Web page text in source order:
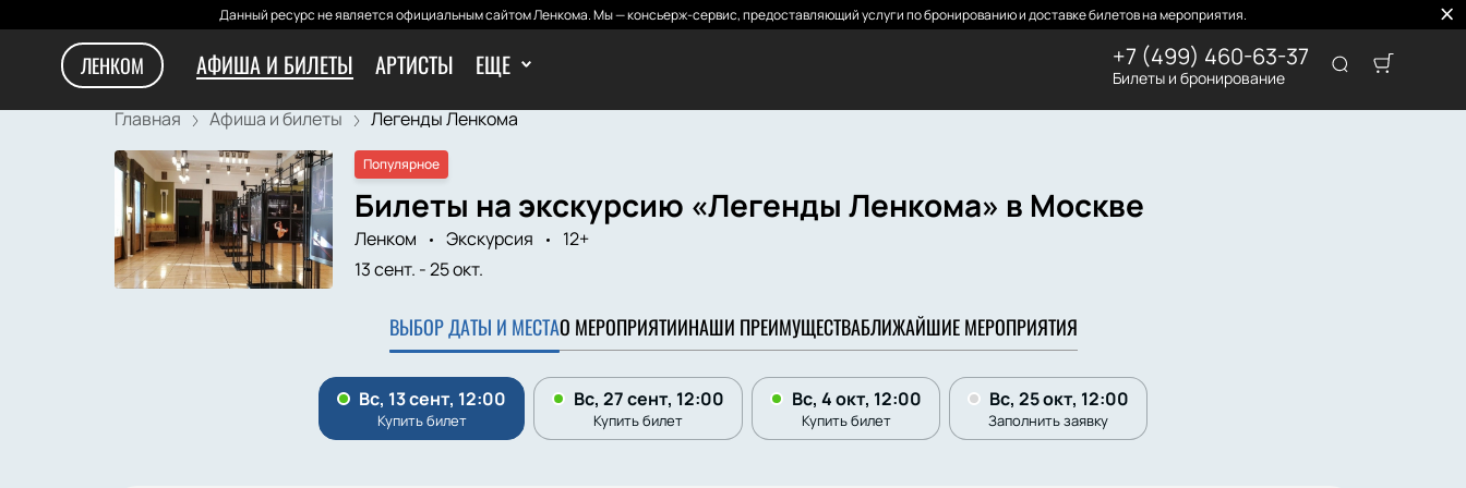
Данный ресурс не является официальным сайтом Ленкома. Мы — консьерж-сервис, предоставляющий услуги по бронированию и доставке билетов на мероприятия.
ЛЕНКОМ АФИША И БИЛЕТЫ АРТИСТЫ ЕЩЕ +7 (499) 460-63-37
Билеты и бронирование
Главная Афиша и билеты Легенды Ленкома
Популярное
Билеты на экскурсию «Легенды Ленкома» в Москве
Ленком Экскурсия
12+
13 сент. -25 окт.
ВЫБОР ДАТЫ И МЕСТАО МЕРОПРИЯТИИНАШИ ПРЕИМУЩЕСТВАБЛИЖАЙШИЕ МЕРОПРИЯТИЯ